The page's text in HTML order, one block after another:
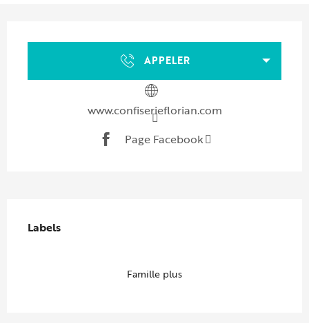
APPELER
www.confiserieflorian.com
Page Facebook
Labels
Labels
Famille plus